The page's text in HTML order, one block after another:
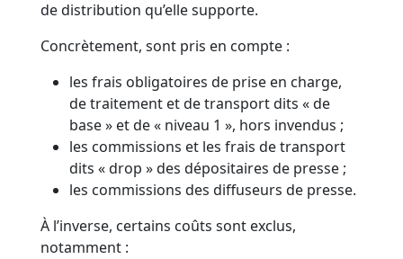
de distribution qu’elle supporte.
Concrètement, sont pris en compte :
les frais obligatoires de prise en charge,
de traitement et de transport dits « de
base » et de « niveau 1 », hors invendus ;
les commissions et les frais de transport
dits « drop » des dépositaires de presse ;
les commissions des diffuseurs de presse.
À l’inverse, certains coûts sont exclus,
notamment :